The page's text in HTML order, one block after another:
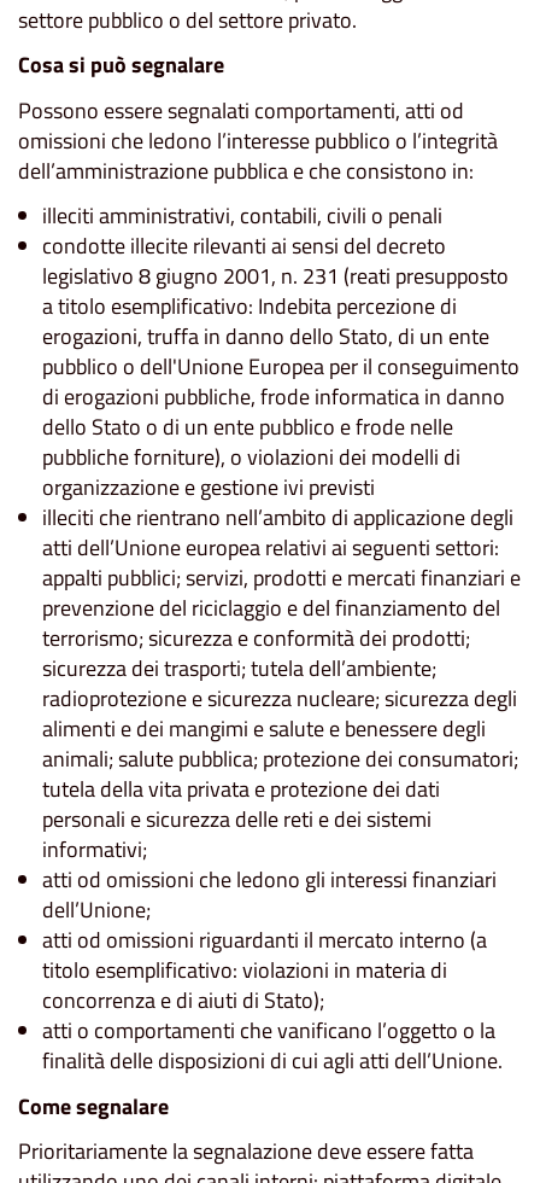
settore pubblico o del settore privato.
Cosa si può segnalare
Possono essere segnalati comportamenti, atti od
omissioni che ledono l’interesse pubblico o l’integrità
dell’amministrazione pubblica e che consistono in:
illeciti amministrativi, contabili, civili o penali
condotte illecite rilevanti ai sensi del decreto
legislativo 8 giugno 2001, n. 231 (reati presupposto
a titolo esemplificativo: Indebita percezione di
erogazioni, truffa in danno dello Stato, di un ente
pubblico o dell'Unione Europea per il conseguimento
di erogazioni pubbliche, frode informatica in danno
dello Stato o di un ente pubblico e frode nelle
pubbliche forniture), o violazioni dei modelli di
organizzazione e gestione ivi previsti
illeciti che rientrano nell’ambito di applicazione degli
atti dell’Unione europea relativi ai seguenti settori:
appalti pubblici; servizi, prodotti e mercati finanziari e
prevenzione del riciclaggio e del finanziamento del
terrorismo; sicurezza e conformità dei prodotti;
sicurezza dei trasporti; tutela dell’ambiente;
radioprotezione e sicurezza nucleare; sicurezza degli
alimenti e dei mangimi e salute e benessere degli
animali; salute pubblica; protezione dei consumatori;
tutela della vita privata e protezione dei dati
personali e sicurezza delle reti e dei sistemi
informativi;
atti od omissioni che ledono gli interessi finanziari
dell’Unione;
atti od omissioni riguardanti il mercato interno (a
titolo esemplificativo: violazioni in materia di
concorrenza e di aiuti di Stato);
atti o comportamenti che vanificano l’oggetto o la
finalità delle disposizioni di cui agli atti dell’Unione.
Come segnalare
Prioritariamente la segnalazione deve essere fatta